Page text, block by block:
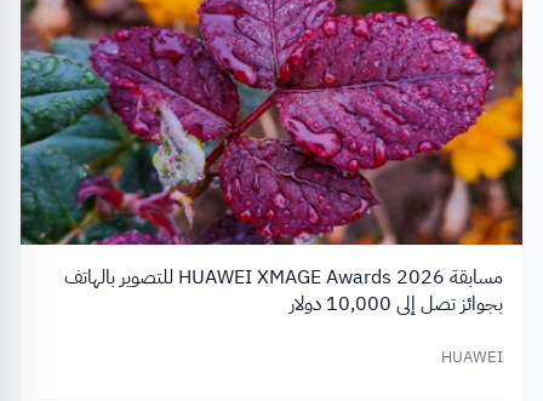
مسابقة HUAWEI XMAGE Awards 2026 للتصوير بالهاتف
بجوائز تصل إلى 10,000 دولار
HUAWEI